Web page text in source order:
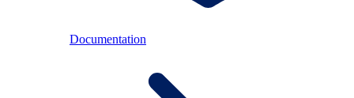
Documentation